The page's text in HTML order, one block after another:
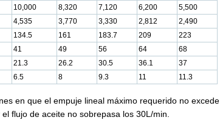
10,000 8,320 7,120 6,200
5,500
4,535 3,770 3,330 2,812 2,490
134.5 161 183.7 209
223
41 49 56 64 68
21.3 26.2 30.5 36.1
37
6.5 8 9.3 11 11.3
en que el empuje lineal máximo requerido no excede
flujo de aceite no sobrepasa los 30L/min.